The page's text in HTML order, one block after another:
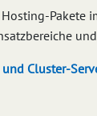
Pakete
Cluster-